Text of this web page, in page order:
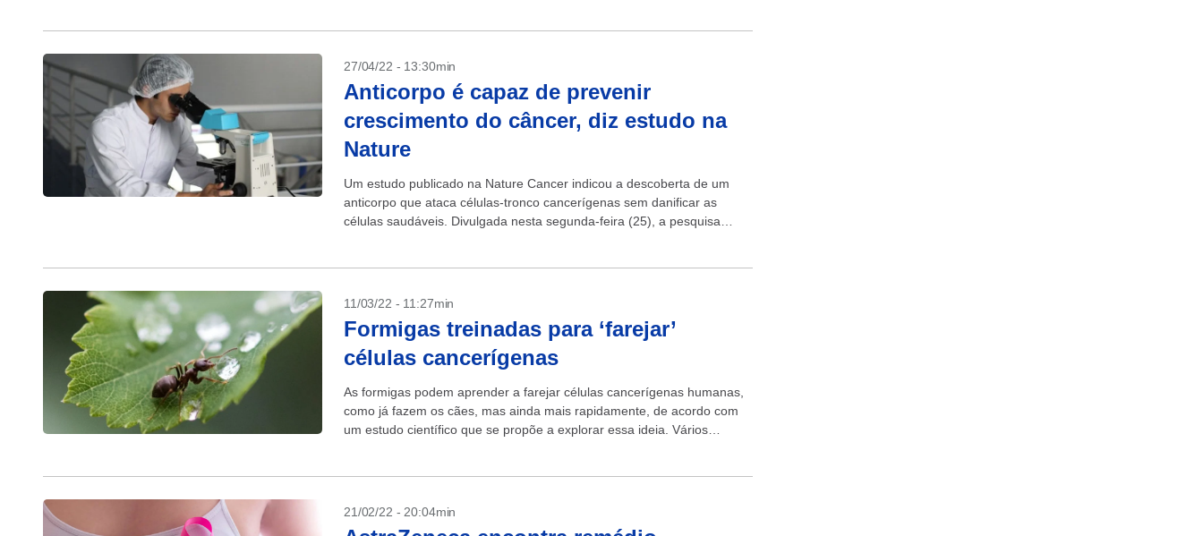
27/04/22 - 13:30min
Anticorpo é capaz de prevenir
crescimento do câncer, diz estudo na
Nature
Um estudo publicado na Nature Cancer indicou a descoberta de um
anticorpo que ataca células-tronco cancerígenas sem danificar as
células saudáveis. Divulgada nesta segunda-feira (25), a pesquisa
11/03/22 - 11:27min
Formigas treinadas para ‘farejar’
células cancerígenas
As formigas podem aprender a farejar células cancerígenas humanas,
como já fazem os cães, mas ainda mais rapidamente, de acordo com
um estudo científico que se propõe a explorar essa ideia. Vários
21/02/22 - 20:04min